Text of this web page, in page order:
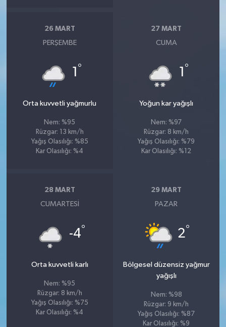
26 MART
PERŞEMBE
1 °
Orta kuvvetli yağmurlu
Nem: %95
Rüzgar: 13 km/h
Yağış Olasılığı: %85
Kar Olasılığı: %4
27 MART
CUMA
1 °
Yoğun kar yağışlı
Nem: %97
Rüzgar: 8 km/h
Yağış Olasılığı: %79
Kar Olasılığı: %12
28 MART
CUMARTESI
-4°
Orta kuvvetli karlı
Nem: %95
Rüzgar: 8 km/h
Yağış Olasılığı: %75
Kar Olasılığı: %4
29 MART
PAZAR
2°
Bölgesel düzensiz yağmur
yağışlı
Nem: %98
Rüzgar: 9 km/h
Yağış Olasılığı: %87
Kar Olasılığı: %9